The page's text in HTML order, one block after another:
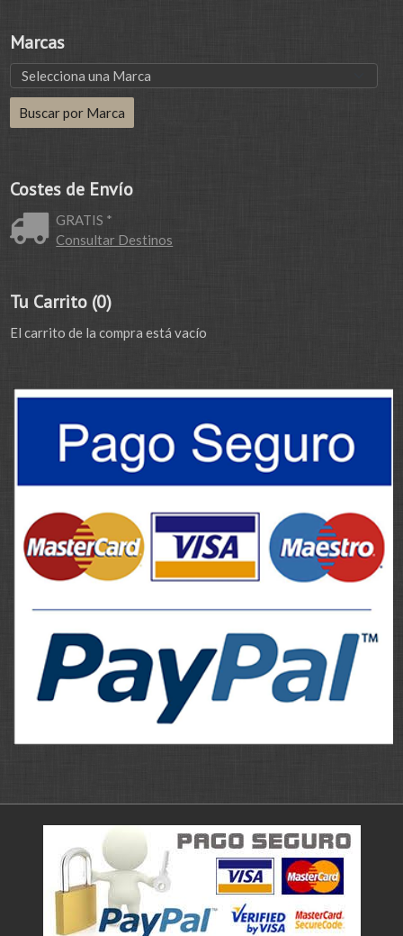
Marcas
Costes de Envío
GRATIS *
Consultar Destinos
Tu Carrito (0)
El carrito de la compra está vacío